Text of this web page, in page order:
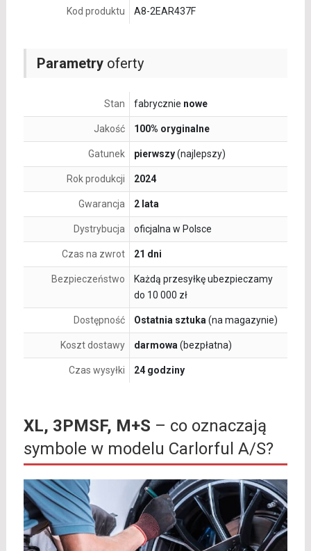
Parametryoferty
Stan fabrycznie nowe
Jakość 100% oryginalne
Gatunek pierwszy(najlepszy)
Rok produkcji 2024
Gwarancja 2 lata
Dystrybucja oficjalna w Polsce
Czas na zwrot 21 dni
Bezpieczeństwo
Każdą przesyłkę ubezpieczamy
do 10 000 zł
Dostępność Ostatnia sztuka (na magazynie)
Koszt dostawy darmowa (bezpłatna)
Czas wysyłki 24 godziny
Kod produktu A8-2EAR437F
XL, 3PMSF, M+S – co oznaczają
symbole w modelu Carlorful A/S?